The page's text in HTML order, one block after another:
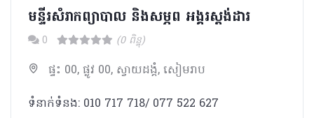
មន្ទីរសំរាកព្យាបាល និងសម្ភព អង្គរស្តង់ដារ
0 (0 ពិន្ទុ)
ផ្ទះ 00, ផ្លូវ 00, ស្វាយដង្គំ, សៀមរាប
ទំនាក់ទំនង: 010 717 718/ 077 522 627